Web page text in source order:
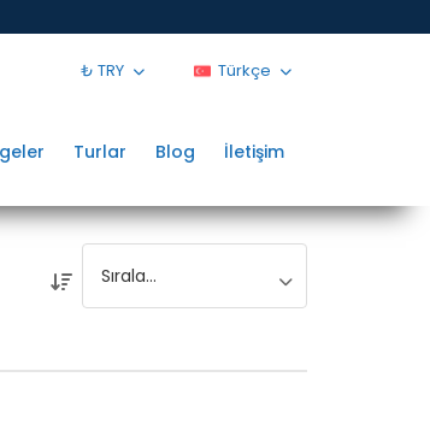
₺ TRY Türkçe
Turlar Blog İletişim